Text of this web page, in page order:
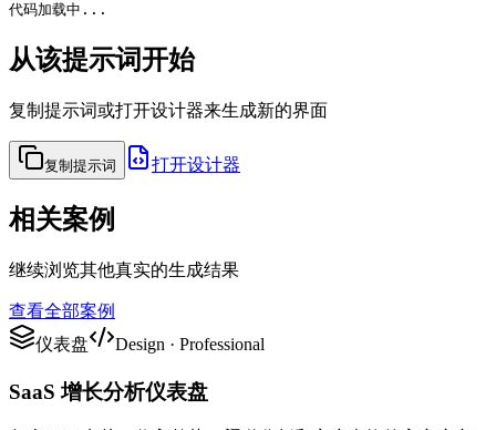
代码加载中...
从该提示词开始
复制提示词或打开设计器来生成新的界面
复制提示词 打开设计器
相关案例
继续浏览其他真实的生成结果
查看全部案例
仪表盘
Design · Professional
SaaS 增长分析仪表盘